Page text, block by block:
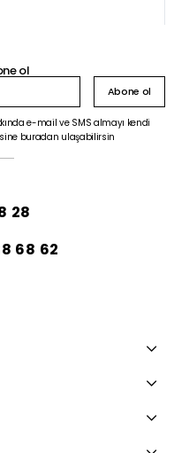
ol
Abone ol
e-mail ve SMS almayı kendi
buradan ulaşabilirsin
28
68 62